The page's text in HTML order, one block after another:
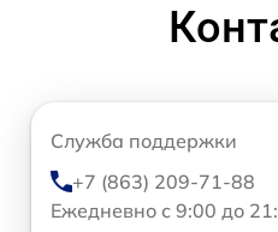
Служба поддержки
+7 (863) 209-71-88
Ежедневно с 9:00 до